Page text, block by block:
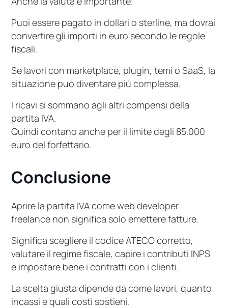
Puoi essere pagato in dollari o sterline, ma dovrai
convertire gli importi in euro secondo le regole
fiscali.
Se lavori con marketplace, plugin, temi o SaaS, la
situazione può diventare più complessa.
I ricavi si sommano agli altri compensi della
partita IVA.
Quindi contano anche per il limite degli 85.000
euro del forfettario.
Conclusione
Aprire la partita IVA come web developer
freelance non significa solo emettere fatture.
Significa scegliere il codice ATECO corretto,
valutare il regime fiscale, capire i contributi INPS
e impostare bene i contratti con i clienti.
La scelta giusta dipende da come lavori, quanto
incassi e quali costi sostieni.